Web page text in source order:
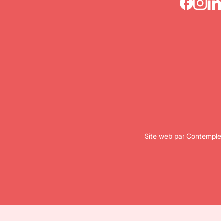
Site web par Contemple